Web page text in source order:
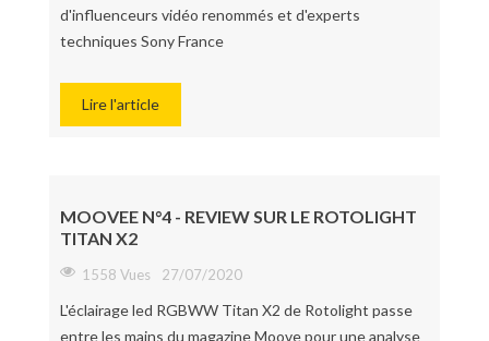
d'influenceurs vidéo renommés et d'experts
techniques Sony France
Lire l'article
MOOVEE N°4 - REVIEW SUR LE ROTOLIGHT
TITAN X2
1558 Vues 27/07/2020
L'éclairage led RGBWW Titan X2 de Rotolight passe
entre les mains du magazine Moove pour une analyse